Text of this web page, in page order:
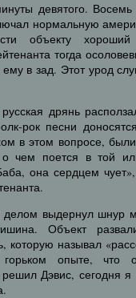
девятого.
нормальную
объекту
тогда
в зад. Этот урод
дрянь
рок песни
в этом вопросе,
о чем поется в той
она сердцем
выдернул шнур
Объект
которую называл
опыте, что
Дэвис, сегодня